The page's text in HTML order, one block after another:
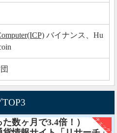
バイナンス、Hu
数ヶ月で3.4倍！）